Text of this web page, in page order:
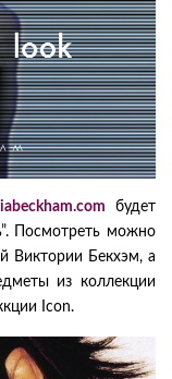
будет
Посмотреть можно
Виктории Бекхэм, а
из коллекции
Icon.